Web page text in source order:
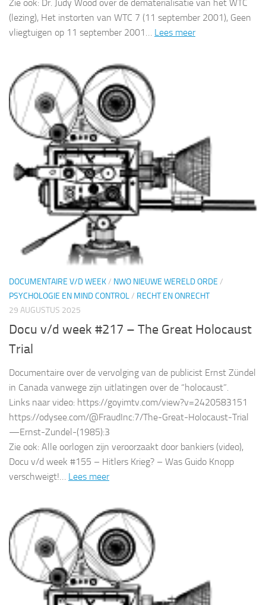
Zie ook: Dr. Judy Wood over de dematerialisatie van het WTC
(lezing), Het instorten van WTC 7 (11 september 2001), Geen
vliegtuigen op 11 september 2001… Lees meer
DOCUMENTAIRE V/D WEEK/ NWO NIEUWE WERELD ORDE /
PSYCHOLOGIE EN MIND CONTROL/ RECHT EN ONRECHT
29 AUGUSTUS 2025
Docu v/d week #217 – The Great Holocaust
Trial
Documentaire over de vervolging van de publicist Ernst Zündel
in Canada vanwege zijn uitlatingen over de “holocaust”.
Links naar video: https://goyimtv.com/view?v=2420583151
https://odysee.com/@FraudInc:7/The-Great-Holocaust-Trial
—Ernst-Zundel-(1985):3
Zie ook: Alle oorlogen zijn veroorzaakt door bankiers (video),
Docu v/d week #155 – Hitlers Krieg? – Was Guido Knopp
verschweigt!… Lees meer